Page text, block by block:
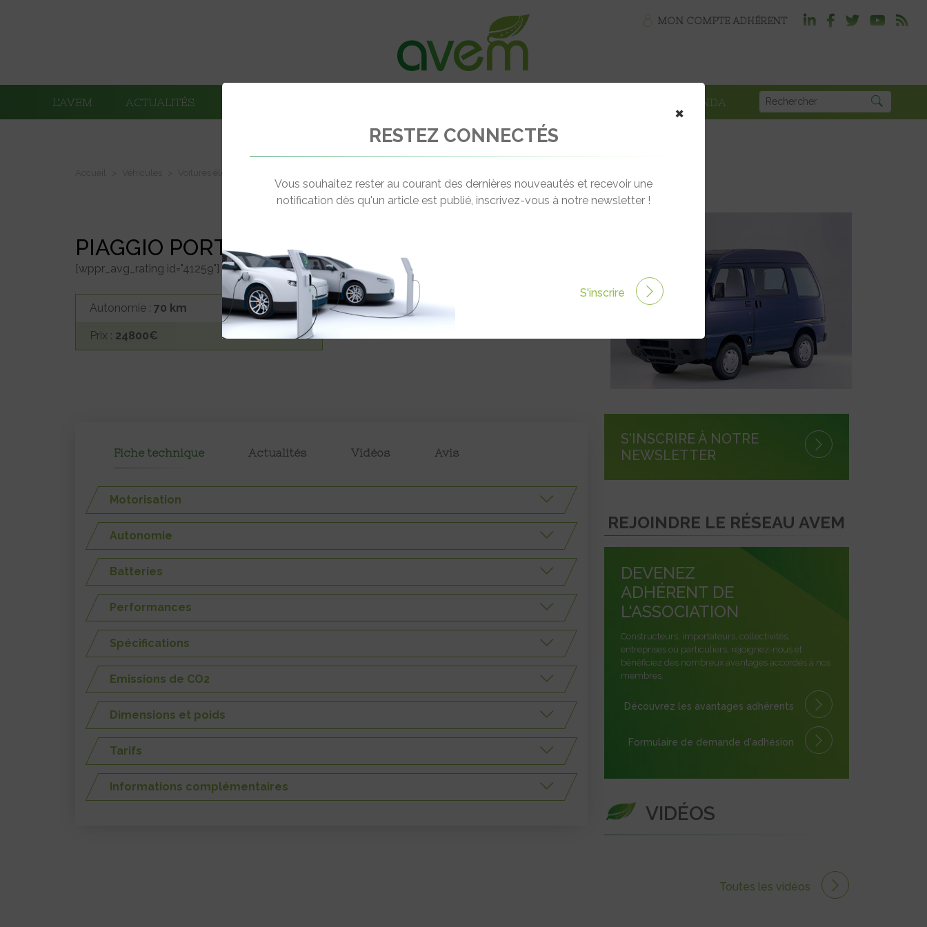
MON COMPTE ADHÉRENT
L’AVEM ACTUALITÉS AGENDA
PIAGGIO PORTER
[wppr_avg_rating id="41259"]
Autonomie : 70 km
Prix : 24800€
Fiche technique Actualités Vidéos Avis
Motorisation
Autonomie
Batteries
Performances
Spécifications
Emissions de CO2
Dimensions et poids
Tarifs
Informations complémentaires
S'INSCRIRE À NOTRE
NEWSLETTER
REJOINDRE LE RÉSEAU AVEM
DEVENEZ
ADHÉRENT DE
L'ASSOCIATION
Constructeurs, importateurs, collectivités,
entreprises ou particuliers, rejoignez-nous et
bénéficiez des nombreux avantages accordés à nos
membres.
Découvrez les avantages adhérents
Formulaire de demande d'adhésion
VIDÉOS
Toutes les vidéos
×
RESTEZ CONNECTÉS
Vous souhaitez rester au courant des dernières nouveautés et recevoir une
notification dès qu'un article est publié, inscrivez-vous à notre newsletter !
S'inscrire